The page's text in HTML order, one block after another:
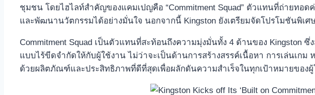
ชุมชน โดยไฮไลท์สำคัญของแคมเปญคือ “Commitment Squad” ตัวแทนที่ถ่ายทอ
และพัฒนานวัตกรรมได้อย่างมั่นใจ นอกจากนี้ Kingston ยังเตรียมจัดโปรโมชันพิ
Commitment Squad เป็นตัวแทนที่สะท้อนถึงความมุ่งมั่นทั้ง 4 ด้านของ Kingston
แบบไร้ขีดจำกัดให้กับผู้ใช้งาน ไม่ว่าจะเป็นด้านการสร้างสรรค์เนื้อหา การเล่นเก
ด้วยผลิตภัณฑ์และประสิทธิภาพที่ดีที่สุดเพื่อผลักดันความสำเร็จในทุกเป้าหมายของผู้